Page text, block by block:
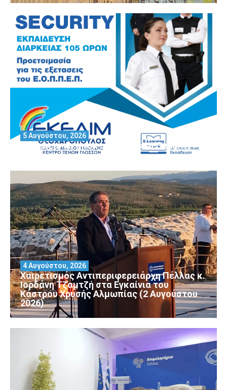
Θέλεις να αποκτήσεις άδεια Security?
5 Αυγούστου, 2026
Χαιρετισμός Αντιπεριφερειάρχη Πέλλας κ.
Ιορδάνη Τζαμτζή στα Εγκαίνια του
Κάστρου Χρυσής Αλμωπίας (2 Αυγούστου
2026)
4 Αυγούστου, 2026